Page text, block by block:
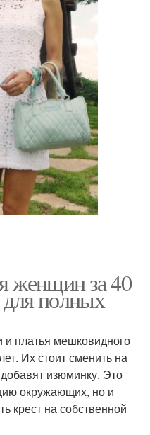
женщин за 40
полных
платья мешковидного
Их стоит сменить на
изюминку. Это
окружающих, но и
крест на собственной